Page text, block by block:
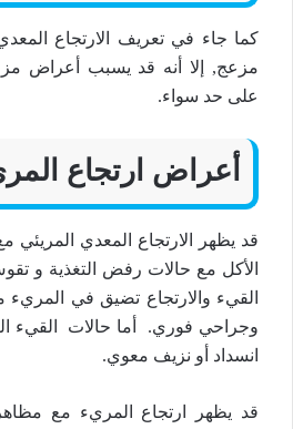
كما جاء في تعريف الارتجاع المعدي
مزعج, إلا أنه قد يسبب أعراض
على حد سواء.
أعراض ارتجاع
قد يظهر الارتجاع المعدي المريئي
الأكل مع حالات رفض التغذية و
القيء والارتجاع تضيق في
وجراحي فوري. أما حالات القيء
انسداد أو نزيف معوي.
قد يظهر ارتجاع المريء مع